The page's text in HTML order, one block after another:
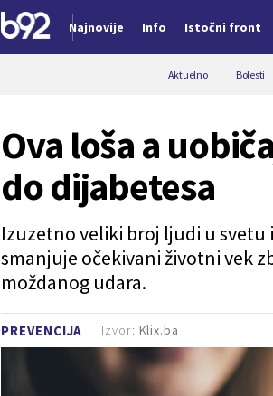
Najnovije Info Istočni front
Aktuelno Bolesti
PREVENCIJA
Ova loša a
do dijabetesa
Izuzetno veliki broj ljudi u svetu
smanjuje očekivani životni vek
moždanog udara.
Izvor: Klix.ba